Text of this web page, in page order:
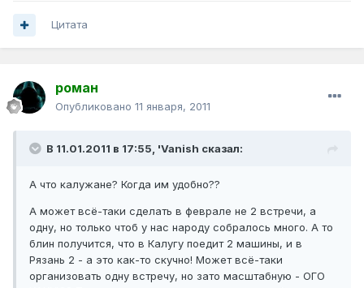
Цитата
роман
Опубликовано 11 января, 2011
В 11.01.2011 в 17:55, 'Vanish сказал:
А что калужане? Когда им удобно??
А может всё-таки сделать в феврале не 2 встречи, а
одну, но только чтоб у нас народу собралось много. А то
блин получится, что в Калугу поедит 2 машины, и в
Рязань 2 - а это как-то скучно! Может всё-таки
организовать одну встречу, но зато масштабную - ОГО